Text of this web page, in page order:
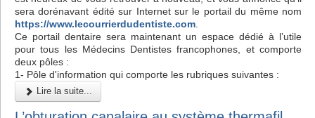
sera dorénavant édité sur Internet sur le portail du même nom
https://www.lecourrierdudentiste.com
Ce portail dentaire sera maintenant un espace dédié à l’utile
pour tous les Médecins Dentistes francophones, et comporte
deux pôles :
1- Pôle d'information qui comporte les rubriques suivantes :
Lire la suite...